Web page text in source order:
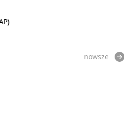
nowsze